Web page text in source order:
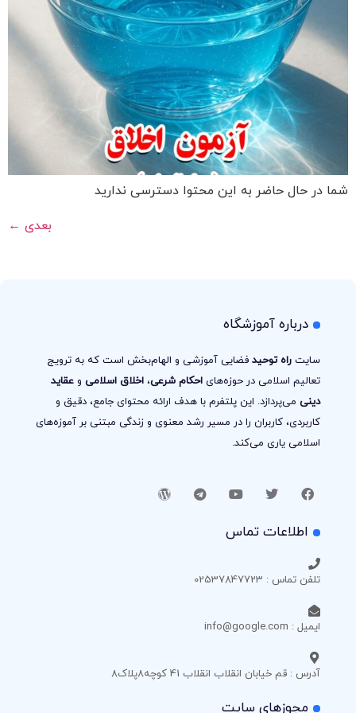
شما در حال حاضر به این محتوا دسترسی ندارید
بعدی ←
درباره آموزشگاه
سایت راه توحید فضایی آموزشی و الهام‌بخش است که به ترویج
تعالیم اسلامی در حوزه‌های احکام شرعی، اخلاق اسلامی و عقاید
دینی می‌پردازد. این پلتفرم با هدف ارائه محتوای جامع، دقیق و
کاربردی، کاربران را در مسیر رشد معنوی و زندگی مبتنی بر آموزه‌های
اسلامی یاری می‌کند.
اطلاعات تماس
تلفن تماس : 02537847723
ایمیل : info@google.com
آدرس : قم خیابان انقلاب انقلاب 41 کوچه8پلاک8
مجوزهای سایت